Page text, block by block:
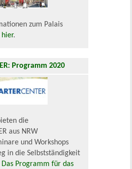
zum Palais
hier.
Programm 2020
die
aus NRW
und Workshops
in die Selbstständigkeit
Das Programm für das